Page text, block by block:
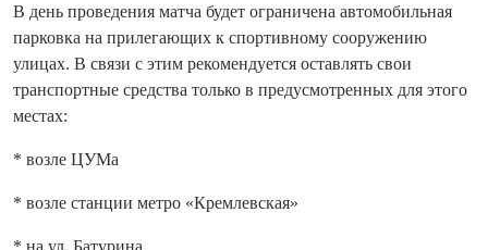
В день проведения матча будет ограничена автомобильная
парковка на прилегающих к спортивному сооружению
улицах. В связи с этим рекомендуется оставлять свои
транспортные средства только в предусмотренных для этого
местах:
* возле ЦУМа
* возле станции метро «Кремлевская»
* на ул. Батурина